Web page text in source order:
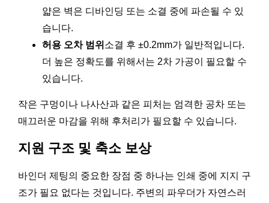
얇은 벽은 디바인딩 또는 소결 중에 파손될 수 있
습니다.
허용 오차 범위 소결 후 ±0.2mm가 일반적입니다.
더 높은 정확도를 위해서는 2차 가공이 필요할 수
있습니다.
작은 구멍이나 나사산과 같은 피처는 엄격한 공차 또는
매끄러운 마감을 위해 후처리가 필요할 수 있습니다.
지원 구조 및 축소 보상
바인더 제팅의 중요한 장점 중 하나는 인쇄 중에 지지 구
조가 필요 없다는 것입니다. 주변의 파우더가 자연스러